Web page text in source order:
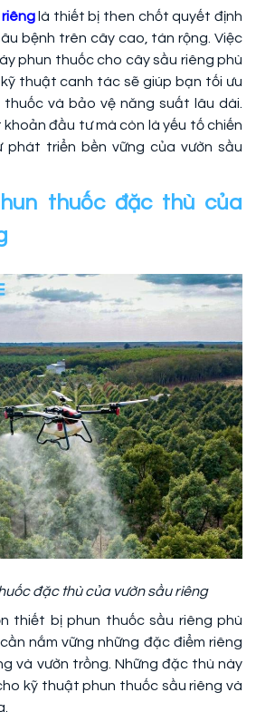
là thiết bị then chốt quyết định
bệnh trên cây cao, tán rộng. Việc
phun thuốc cho cây sầu riêng phù
thuật canh tác sẽ giúp bạn tối ưu
và bảo vệ năng suất lâu dài.
đầu tư mà còn là yếu tố chiến
phát triển bền vững của vườn sầu
thuốc đặc thù của
đặc thù của vườn sầu riêng
thiết bị phun thuốc sầu riêng phù
nắm vững những đặc điểm riêng
và vườn trồng. Những đặc thù này
kỹ thuật phun thuốc sầu riêng và